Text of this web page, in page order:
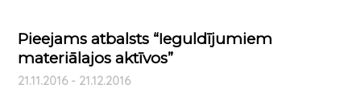
Pieejams atbalsts “Ieguldījumiem
materiālajos aktīvos”
21.11.2016 - 21.12.2016